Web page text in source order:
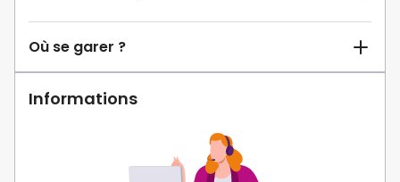
Où se garer ?
Informations